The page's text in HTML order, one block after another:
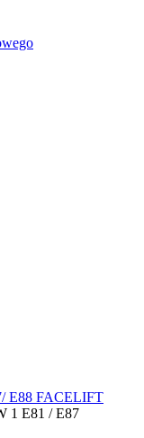
E88 FACELIFT
1 E81 / E87